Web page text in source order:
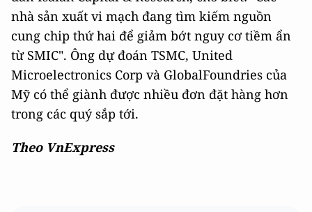
nhà sản xuất vi mạch đang tìm kiếm nguồn
cung chip thứ hai để giảm bớt nguy cơ tiềm ẩn
từ SMIC". Ông dự đoán TSMC, United
Microelectronics Corp và GlobalFoundries của
Mỹ có thể giành được nhiều đơn đặt hàng hơn
trong các quý sắp tới.
Theo VnExpress